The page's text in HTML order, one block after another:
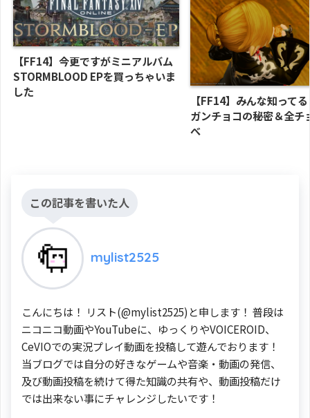
【FF14】今更ですがミニアルバム
STORMBLOOD EPを買っちゃいま
した
【FF14】みんな知って
ガンチョコの秘密＆全チ
べ
この記事を書いた人
mylist2525
こんにちは！ リスト(@mylist2525)と申します！ 普段は
ニコニコ動画やYouTubeに、ゆっくりやVOICEROID、
CeVIOでの実況プレイ動画を投稿して遊んでおります！
当ブログでは自分の好きなゲームや音楽・動画の発信、
及び動画投稿を続けて得た知識の共有や、動画投稿だけ
では出来ない事にチャレンジしたいです！